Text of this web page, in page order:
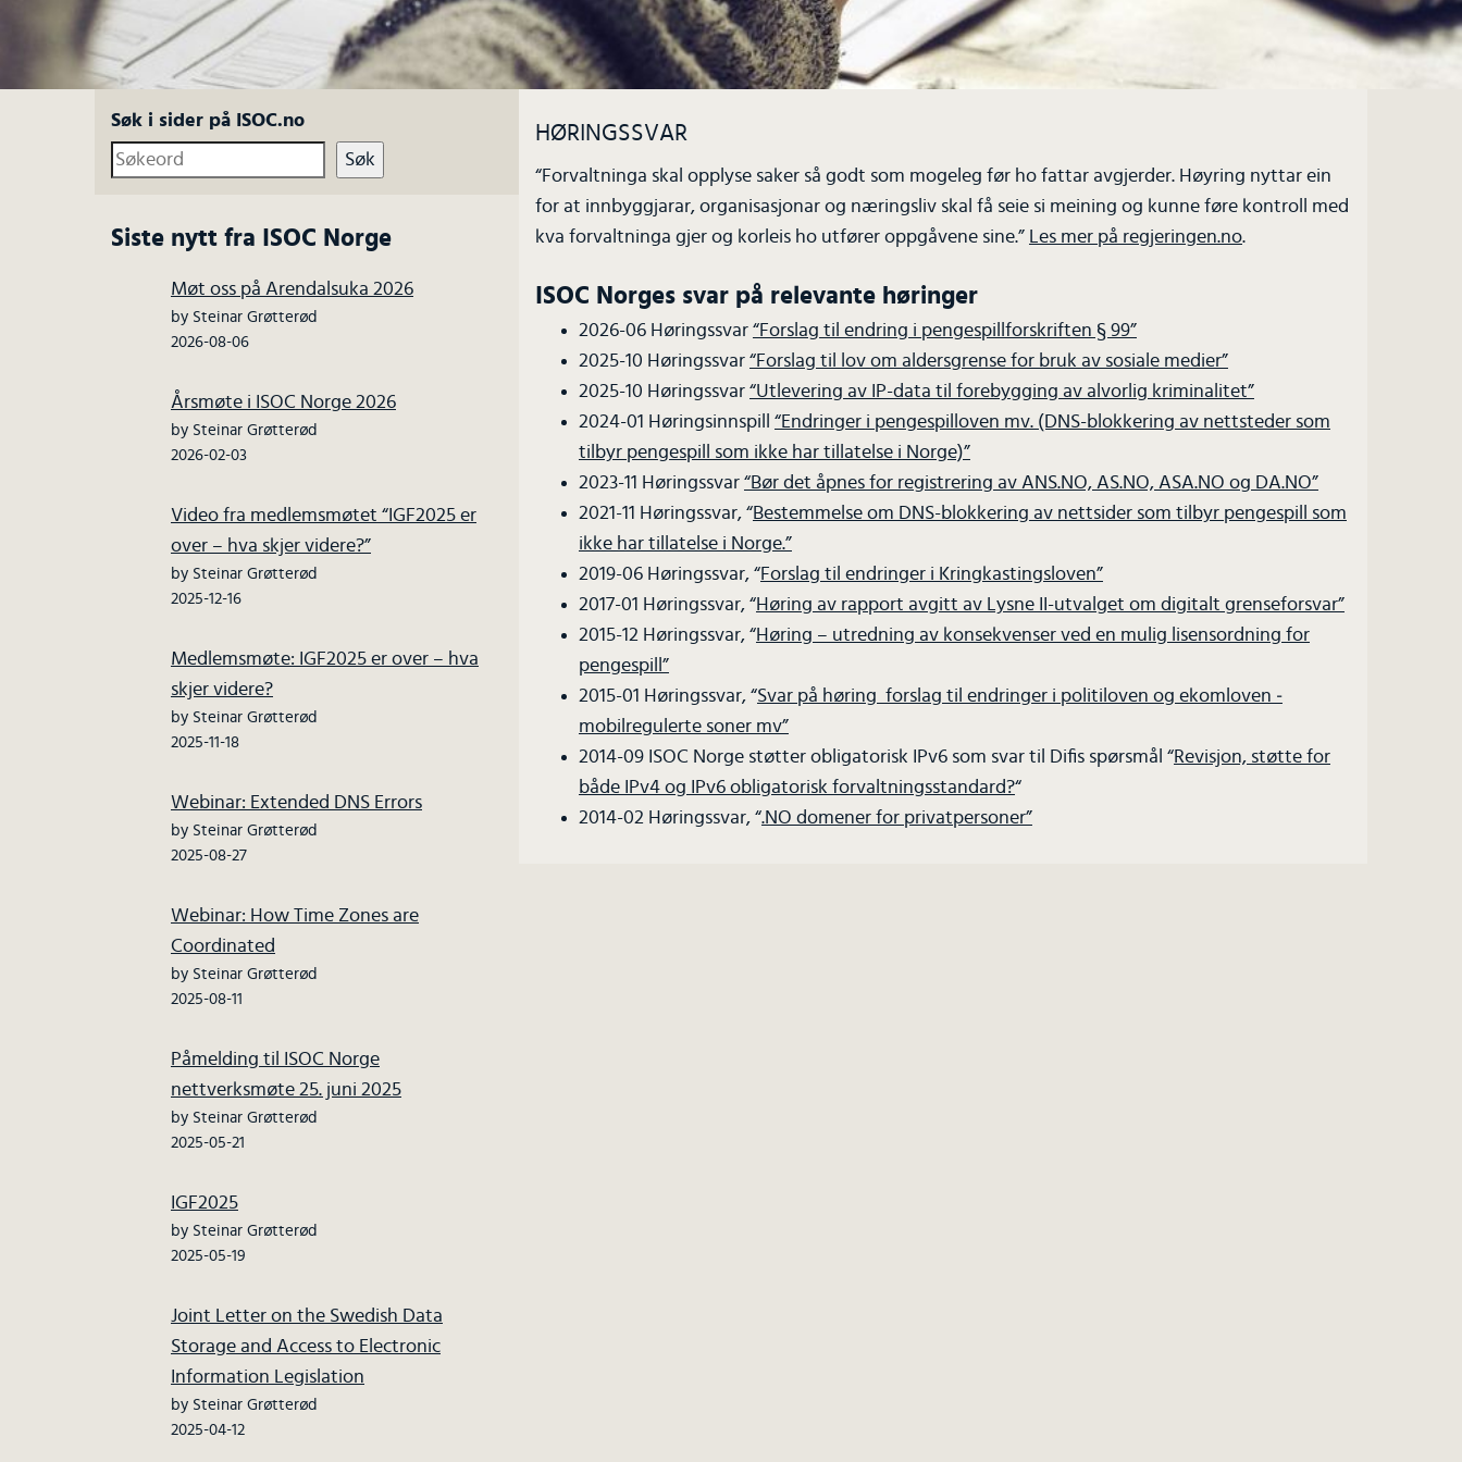
HØRINGSSVAR
“Forvaltninga skal opplyse saker så godt som mogeleg før ho fattar avgjerder. Høyring nyttar ein
for at innbyggjarar, organisasjonar og næringsliv skal få seie si meining og kunne føre kontroll med
kva forvaltninga gjer og korleis ho utfører oppgåvene sine.” Les mer på regjeringen.no.
ISOC Norges svar på relevante høringer
2026-06 Høringssvar “Forslag til endring i pengespillforskriften § 99”
2025-10 Høringssvar “Forslag til lov om aldersgrense for bruk av sosiale medier”
2025-10 Høringssvar “Utlevering av IP-data til forebygging av alvorlig kriminalitet”
2024-01 Høringsinnspill “Endringer i pengespilloven mv. (DNS-blokkering av nettsteder som
tilbyr pengespill som ikke har tillatelse i Norge)”
2023-11 Høringssvar “Bør det åpnes for registrering av ANS.NO, AS.NO, ASA.NO og DA.NO”
2021-11 Høringssvar, “Bestemmelse om DNS-blokkering av nettsider som tilbyr pengespill som
ikke har tillatelse i Norge.”
2019-06 Høringssvar, “Forslag til endringer i Kringkastingsloven”
2017-01 Høringssvar, “Høring av rapport avgitt av Lysne II-utvalget om digitalt grenseforsvar”
2015-12 Høringssvar, “Høring – utredning av konsekvenser ved en mulig lisensordning for
pengespill”
2015-01 Høringssvar, “Svar på høring ­ forslag til endringer i politiloven og ekomloven ­
mobilregulerte soner mv”
2014-09 ISOC Norge støtter obligatorisk IPv6 som svar til Difis spørsmål “Revisjon, støtte for
både IPv4 og IPv6 obligatorisk forvaltningsstandard?“
2014-02 Høringssvar, “.NO domener for privatpersoner”
Søk i sider på ISOC.no
Søk
Siste nytt fra ISOC Norge
Møt oss på Arendalsuka 2026
by Steinar Grøtterød
2026-08-06
Årsmøte i ISOC Norge 2026
by Steinar Grøtterød
2026-02-03
Video fra medlemsmøtet “IGF2025 er
over – hva skjer videre?”
by Steinar Grøtterød
2025-12-16
Medlemsmøte: IGF2025 er over – hva
skjer videre?
by Steinar Grøtterød
2025-11-18
Webinar: Extended DNS Errors
by Steinar Grøtterød
2025-08-27
Webinar: How Time Zones are
Coordinated
by Steinar Grøtterød
2025-08-11
Påmelding til ISOC Norge
nettverksmøte 25. juni 2025
by Steinar Grøtterød
2025-05-21
IGF2025
by Steinar Grøtterød
2025-05-19
Joint Letter on the Swedish Data
Storage and Access to Electronic
Information Legislation
by Steinar Grøtterød
2025-04-12